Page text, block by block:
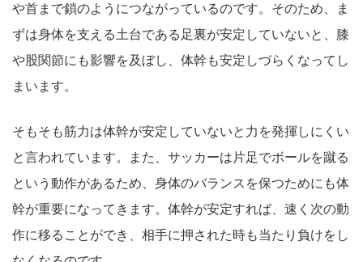
や首まで鎖のようにつながっているのです。そのため、ま
ずは身体を支える土台である足裏が安定していないと、膝
や股関節にも影響を及ぼし、体幹も安定しづらくなってし
まいます。
そもそも筋力は体幹が安定していないと力を発揮しにくい
と言われています。また、サッカーは片足でボールを蹴る
という動作があるため、身体のバランスを保つためにも体
幹が重要になってきます。体幹が安定すれば、速く次の動
作に移ることができ、相手に押された時も当たり負けをし